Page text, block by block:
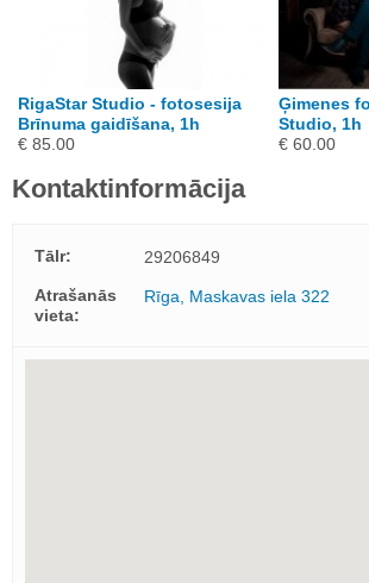
RigaStar Studio - fotosesija
Brīnuma gaidīšana, 1h
€ 85.00
Ģimenes
Studio, 1h
€ 60.00
Kontaktinformācija
Tālr:
29206849
Atrašanās
vieta:
Rīga, Maskavas iela 322